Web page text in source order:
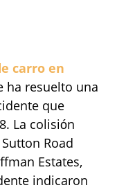
carro en
ha resuelto una
que
La colisión
Road
Estates,
indicaron